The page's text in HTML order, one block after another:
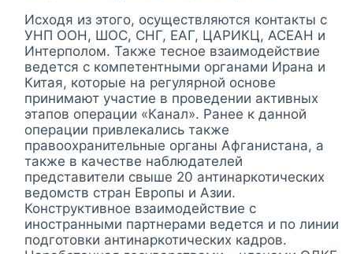
Исходя из этого, осуществляются контакты с
УНП ООН, ШОС, СНГ, ЕАГ, ЦАРИКЦ, АСЕАН и
Интерполом. Также тесное взаимодействие
ведется с компетентными органами Ирана и
Китая, которые на регулярной основе
принимают участие в проведении активных
этапов операции «Канал». Ранее к данной
операции привлекались также
правоохранительные органы Афганистана, а
также в качестве наблюдателей
представители свыше 20 антинаркотических
ведомств стран Европы и Азии.
Конструктивное взаимодействие с
иностранными партнерами ведется и по линии
подготовки антинаркотических кадров.